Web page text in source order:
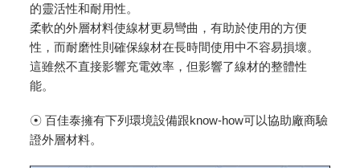
的靈活性和耐用性。
柔軟的外層材料使線材更易彎曲，有助於使用的方便
性，而耐磨性則確保線材在長時間使用中不容易損壞。
這雖然不直接影響充電效率，但影響了線材的整體性
能。
☉ 百佳泰擁有下列環境設備跟know-how可以協助廠商驗
證外層材料。